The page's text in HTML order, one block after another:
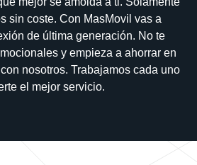
sin coste. Con MasMovil vas a
de última generación. No te
y empieza a ahorrar en
nosotros. Trabajamos cada uno
el mejor servicio.